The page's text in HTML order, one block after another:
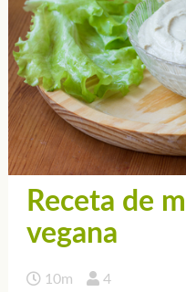
Receta de
vegana
10m 4